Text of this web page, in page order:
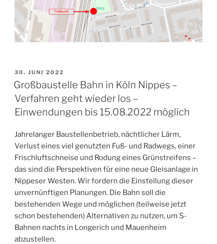
VERÖFFENTLICHT
AM
30. JUNI 2022
Großbaustelle Bahn in Köln Nippes –
Verfahren geht wieder los –
Einwendungen bis 15.08.2022 möglich
Jahrelanger Baustellenbetrieb, nächtlicher Lärm,
Verlust eines viel genutzten Fuß- und Radwegs, einer
Frischluftschneise und Rodung eines Grünstreifens –
das sind die Perspektiven für eine neue Gleisanlage in
Nippeser Westen. Wir fordern die Einstellung dieser
unvernünftigen Planungen. Die Bahn soll die
bestehenden Wege und möglichen (teilweise jetzt
schon bestehenden) Alternativen zu nutzen, um S-
Bahnen nachts in Longerich und Mauenheim
abzustellen.